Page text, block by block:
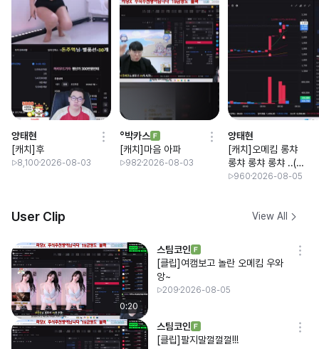
양태현
[캐치]후
8,100 2026-08-03
°박카스
[캐치]마음 아파
982 2026-08-03
양태현
[캐치]오메킴 롱챠
롱챠 롱챠 롱챠 ..(하
킁버핏)
960 2026-08-05
User Clip View All
0:20
스팀코인
[클립]여캠보고 놀란 오메킴 우와
앙~
209 2026-08-05
스팀코인
[클립]팔지말껄껄껄!!!